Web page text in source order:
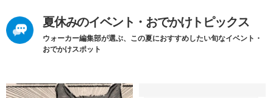
夏休みのイベント・おでかけトピックス
ウォーカー編集部が選ぶ、この夏におすすめしたい旬なイベント・
おでかけスポット